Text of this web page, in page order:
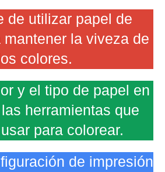
de utilizar papel de
mantener la viveza de
colores.
y el tipo de papel en
herramientas que
para colorear.
de impresión